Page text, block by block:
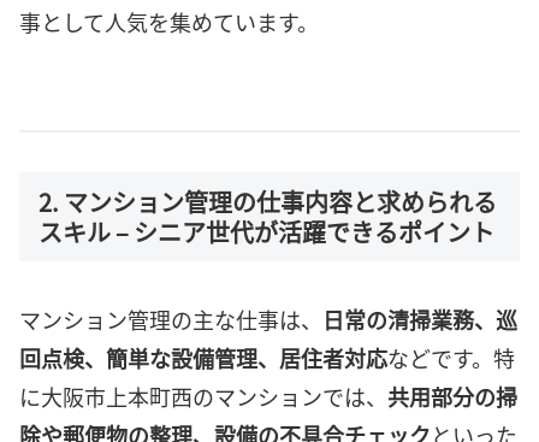
事として人気を集めています。
2. マンション管理の仕事内容と求められる
スキル – シニア世代が活躍できるポイント
マンション管理の主な仕事は、 日常の清掃業務、巡
回点検、簡単な設備管理、居住者対応などです。特
に大阪市上本町西のマンションでは、 共用部分の掃
除や郵便物の整理、設備の不具合チェックといった